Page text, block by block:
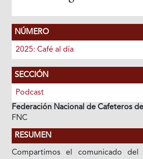
NÚMERO
2025: Café al día
SECCIÓN
Podcast
Federación Nacional de Cafeteros
FNC
RESUMEN
Compartimos el comunicado del